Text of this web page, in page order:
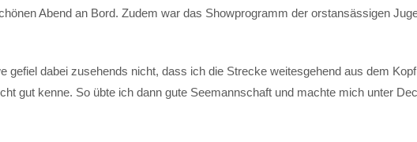
Abend an Bord. Zudem war das Showprogramm der orstansässigen
gefiel dabei zusehends nicht, dass ich die Strecke weitesgehend aus dem Kopf
gut kenne. So übte ich dann gute Seemannschaft und machte mich unter